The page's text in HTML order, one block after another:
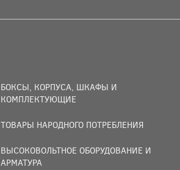
БОКСЫ, КОРПУСА, ШКАФЫ И
КОМПЛЕКТУЮЩИЕ
ТОВАРЫ НАРОДНОГО ПОТРЕБЛЕНИЯ
ВЫСОКОВОЛЬТНОЕ ОБОРУДОВАНИЕ И
АРМАТУРА